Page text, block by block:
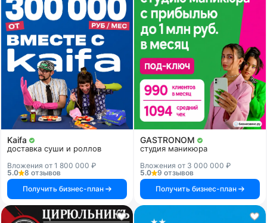
Kaifa
доставка суши и роллов
Вложения от 1 800 000 ₽
5.0
8 отзывов
Получить бизнес-план
GASTRONOM
студия маникюра
Вложения от 3 000 000 ₽
5.0
9 отзывов
Получить бизнес-план